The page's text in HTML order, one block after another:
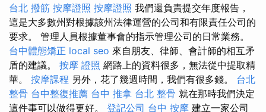
台北 撥筋 按摩證照 按摩證照 我們還負責提交年度報告，
這是大多數州對根據該州法律運營的公司和有限責任公司的
要求。 管理人員根據董事會的指示管理公司的日常業務。
台中體態矯正 local seo 來自朋友、律師、會計師的相互矛
盾的建議。 按摩 證照 網路上的資料很多，無法從中提取精
華。 按摩課程 另外，花了幾週時間，我們有很多錢。 台北
整骨 台中整復推薦 台中 推拿 台北 整骨 就在那時我們決定
這件事可以做得更好。 登記公司 台中 按摩 建立一家公司